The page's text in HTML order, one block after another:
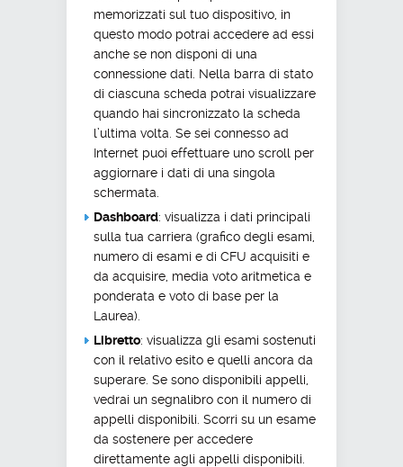
memorizzati sul tuo dispositivo, in
questo modo potrai accedere ad essi
anche se non disponi di una
connessione dati. Nella barra di stato
di ciascuna scheda potrai visualizzare
quando hai sincronizzato la scheda
l’ultima volta. Se sei connesso ad
Internet puoi effettuare uno scroll per
aggiornare i dati di una singola
schermata.
Dashboard: visualizza i dati principali
sulla tua carriera (grafico degli esami,
numero di esami e di CFU acquisiti e
da acquisire, media voto aritmetica e
ponderata e voto di base per la
Laurea).
Libretto: visualizza gli esami sostenuti
con il relativo esito e quelli ancora da
superare. Se sono disponibili appelli,
vedrai un segnalibro con il numero di
appelli disponibili. Scorri su un esame
da sostenere per accedere
direttamente agli appelli disponibili.